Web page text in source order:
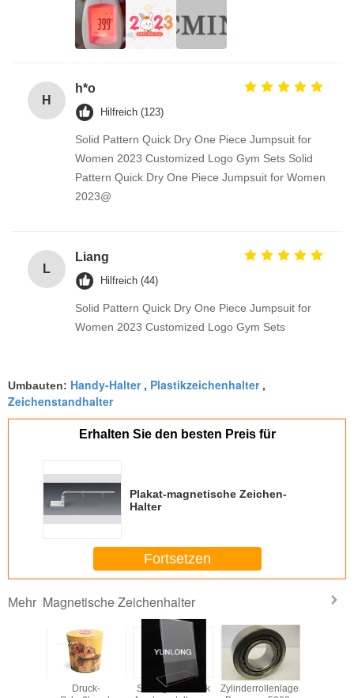
H
h*o
Hilfreich (123)
Solid Pattern Quick Dry One Piece Jumpsuit for
Women 2023 Customized Logo Gym Sets Solid
Pattern Quick Dry One Piece Jumpsuit for Women
2023@
L
Liang
Hilfreich (44)
Solid Pattern Quick Dry One Piece Jumpsuit for
Women 2023 Customized Logo Gym Sets
Umbauten: Handy-Halter, Plastikzeichenhalter,
Zeichenstandhalter
Erhalten Sie den besten Preis für
Plakat-magnetische Zeichen-
Halter
Fortsetzen
Mehr Magnetische Zeichenhalter
Druck-
Schrägen-zurück
Zylinderrollenlager